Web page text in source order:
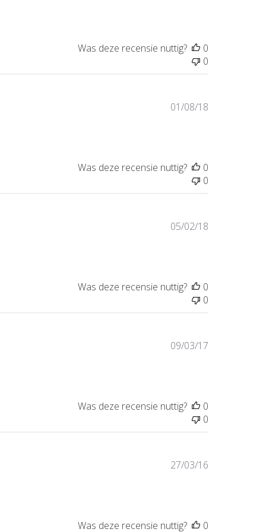
Was deze recensie nuttig?
0
0
01/08/18
Was deze recensie nuttig?
0
0
05/02/18
Was deze recensie nuttig?
0
0
09/03/17
Was deze recensie nuttig?
0
0
27/03/16
Was deze recensie nuttig? 0